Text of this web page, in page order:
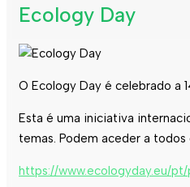
Ecology Day
O Ecology Day é celebrado a
Esta é uma iniciativa
temas. Podem aceder a
https://www.ecologyday.eu/pt/